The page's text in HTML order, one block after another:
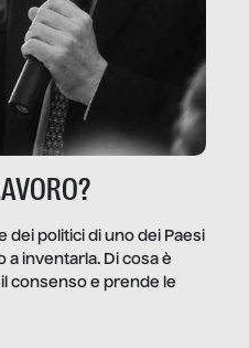
dei politici di uno dei Paesi
a inventarla. Di cosa è
consenso e prende le